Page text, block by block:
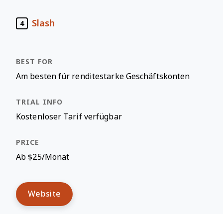
4 Slash
Am besten für renditestarke Geschäftskonten
Kostenloser Tarif verfügbar
Ab $25/Monat
Website